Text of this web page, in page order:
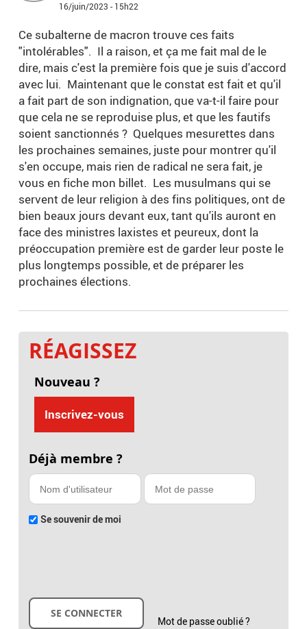
16/juin/2023 - 15h22
Ce subalterne de macron trouve ces faits
"intolérables". Il a raison, et ça me fait mal de le
dire, mais c'est la première fois que je suis d'accord
avec lui. Maintenant que le constat est fait et qu'il
a fait part de son indignation, que va-t-il faire pour
que cela ne se reproduise plus, et que les fautifs
soient sanctionnés ? Quelques mesurettes dans
les prochaines semaines, juste pour montrer qu'il
s'en occupe, mais rien de radical ne sera fait, je
vous en fiche mon billet. Les musulmans qui se
servent de leur religion à des fins politiques, ont de
bien beaux jours devant eux, tant qu'ils auront en
face des ministres laxistes et peureux, dont la
préoccupation première est de garder leur poste le
plus longtemps possible, et de préparer les
prochaines élections.
RÉAGISSEZ
Nouveau ?
Inscrivez-vous
Déjà membre ?
Se souvenir de moi
Mot de passe oublié ?